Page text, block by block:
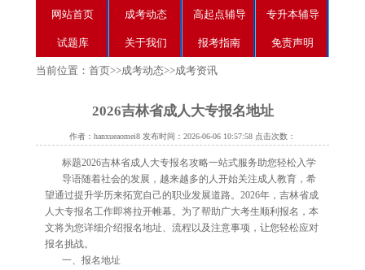
网站首页 成考动态 高起点辅导 专升本辅导
试题库 关于我们 报考指南 免责声明
当前位置： 首页>>成考动态>>成考资讯
2026吉林省成人大专报名地址
作者：hanxueaomei8 发布时间：2026-06-06 10:57:58 点击次数：
标题2026吉林省成人大专报名攻略一站式服务助您轻松入学
导语随着社会的发展，越来越多的人开始关注成人教育，希
望通过提升学历来拓宽自己的职业发展道路。2026年，吉林省成
人大专报名工作即将拉开帷幕。为了帮助广大考生顺利报名，本
文将为您详细介绍报名地址、流程以及注意事项，让您轻松应对
报名挑战。
一、报名地址